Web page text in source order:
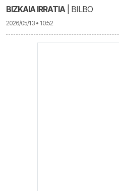
BIZKAIA IRRATIA | BILBO
2026/05/13 • 10:52